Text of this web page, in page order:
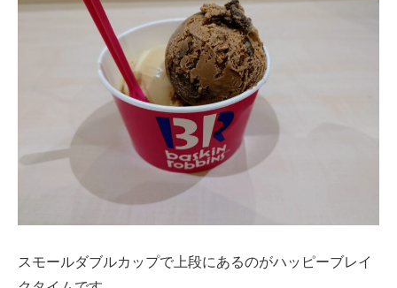
スモールダブルカップで上段にあるのがハッピーブレイ